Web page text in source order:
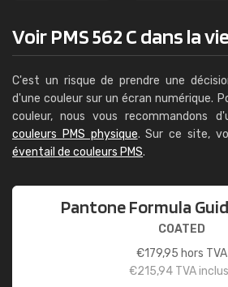
Voir PMS 562 C dans la
C'est un risque de prendre une
d'une couleur sur un écran numérique.
couleur, nous vous recommandons
couleurs PMS physique. Sur ce site,
éventail de couleurs PMS.
Pantone Formula
COATED
€179,95 hors TVA
€215,94TVA